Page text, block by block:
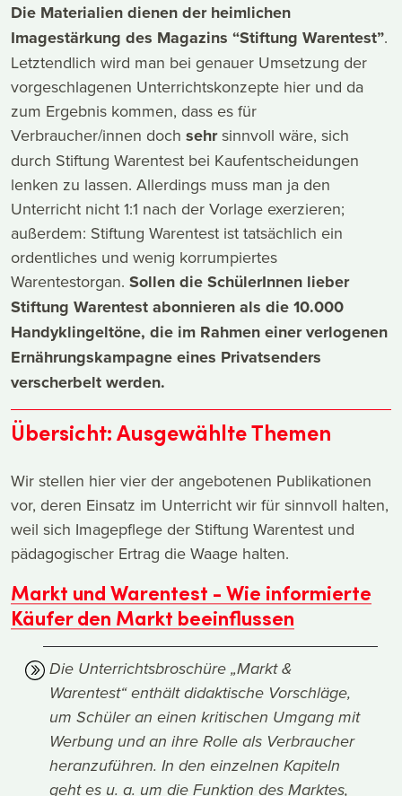
Die Materialien dienen der heimlichen
Imagestärkung des Magazins “Stiftung Warentest”.
Letztendlich wird man bei genauer Umsetzung der
vorgeschlagenen Unterrichtskonzepte hier und da
zum Ergebnis kommen, dass es für
Verbraucher/innen doch sehrsinnvoll wäre, sich
durch Stiftung Warentest bei Kaufentscheidungen
lenken zu lassen. Allerdings muss man ja den
Unterricht nicht 1:1 nach der Vorlage exerzieren;
außerdem: Stiftung Warentest ist tatsächlich ein
ordentliches und wenig korrumpiertes
Warentestorgan. Sollen die SchülerInnen lieber
Stiftung Warentest abonnieren als die 10.000
Handyklingeltöne, die im Rahmen einer verlogenen
Ernährungskampagne eines Privatsenders
verscherbelt werden.
Übersicht: Ausgewählte Themen
Wir stellen hier vier der angebotenen Publikationen
vor, deren Einsatz im Unterricht wir für sinnvoll halten,
weil sich Imagepflege der Stiftung Warentest und
pädagogischer Ertrag die Waage halten.
Markt und Warentest - Wie informierte
Käufer den Markt beeinflussen
Die Unterrichtsbroschüre „Markt &
Warentest“ enthält didaktische Vorschläge,
um Schüler an einen kritischen Umgang mit
Werbung und an ihre Rolle als Verbraucher
heranzuführen. In den einzelnen Kapiteln
geht es u. a. um die Funktion des Marktes,